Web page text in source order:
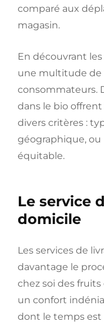
comparé aux
magasin.
En découvrant
une multitude de
consommateurs.
dans le bio
divers critères :
géographique,
équitable.
Le service
domicile
Les services de
davantage le
chez soi des
un confort
dont le temps est